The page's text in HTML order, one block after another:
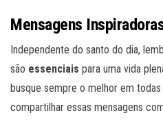
Mensagens
Independente do santo do dia,
são essenciais para uma vida
busque sempre o melhor em todas
compartilhar essas mensagens